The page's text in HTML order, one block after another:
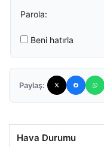
Parola:
Beni hatırla
Paylaş:
Hava Durumu